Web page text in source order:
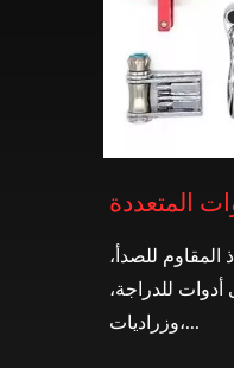
المتعددة
المقاوم للصدأ،
أدوات للدراجة،
وزراديات،...